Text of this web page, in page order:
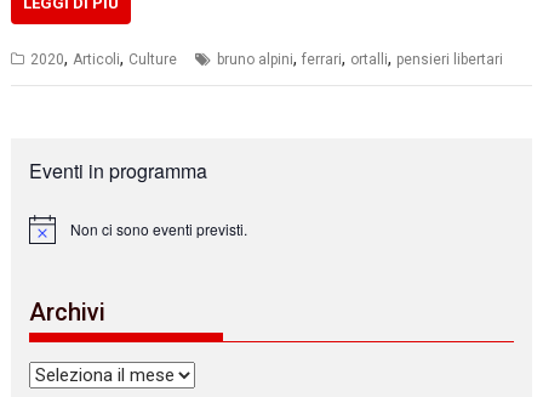
2020,Articoli, Culture bruno alpini,ferrari, ortalli, pensieri libertari
Eventi in programma
N
c
e
Non ci sono eventi previsti.
Archivi
Archivi